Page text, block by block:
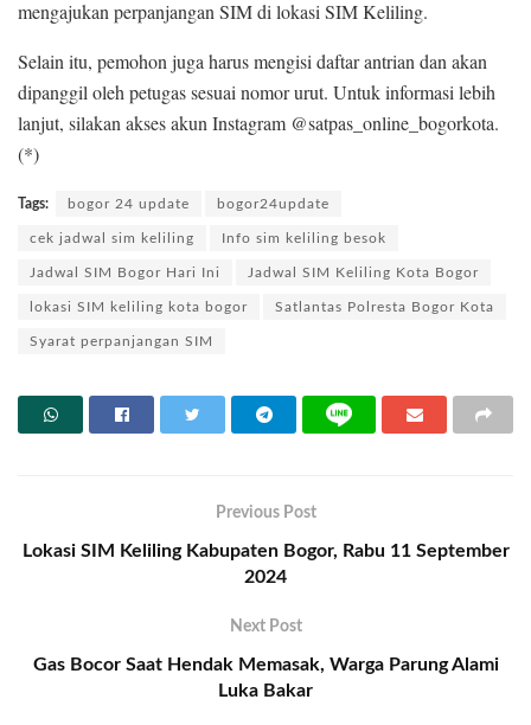
mengajukan perpanjangan SIM di lokasi SIM Keliling.
Selain itu, pemohon juga harus mengisi daftar antrian dan akan
dipanggil oleh petugas sesuai nomor urut. Untuk informasi lebih
lanjut, silakan akses akun Instagram @satpas_online_bogorkota.
(*)
Tags: bogor 24 update bogor24update
cek jadwal sim keliling Info sim keliling besok
Jadwal SIM Bogor Hari Ini Jadwal SIM Keliling Kota Bogor
lokasi SIM keliling kota bogor Satlantas Polresta Bogor Kota
Syarat perpanjangan SIM
Previous Post
Lokasi SIM Keliling Kabupaten Bogor, Rabu 11 September
2024
Next Post
Gas Bocor Saat Hendak Memasak, Warga Parung Alami
Luka Bakar